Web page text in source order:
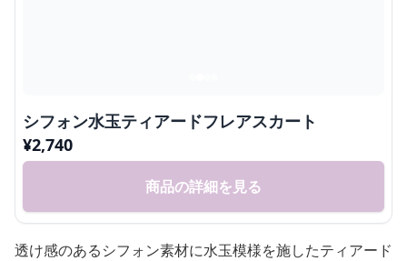
シフォン水玉ティアードフレアスカート
¥2,740
商品の詳細を見る
透け感のあるシフォン素材に水玉模様を施したティアード